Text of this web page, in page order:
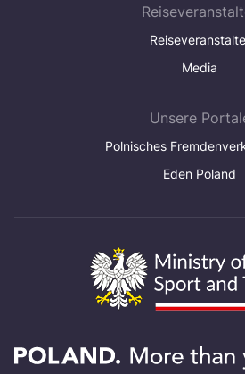
Media
Unsere
Polnisches
Eden Poland